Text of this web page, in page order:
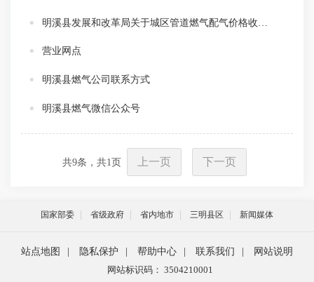
营业网点
明溪县燃气公司联系方式
明溪县燃气微信公众号
共9条，共1页 上一页 下一页
国家部委 省级政府 省内地市 三明县区 新闻媒体
站点地图 隐私保护 帮助中心 联系我们
网站说明
网站标识码： 3504210001